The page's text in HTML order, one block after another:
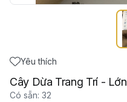
Yêu thích
Cây Dừa Trang Trí - Lớn
Có sẵn: 32